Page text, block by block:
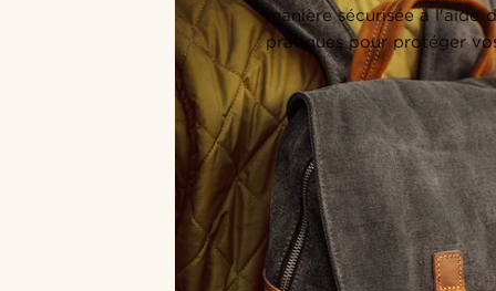
manière sécurisée à l'aide
pratiques pour protéger